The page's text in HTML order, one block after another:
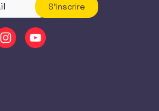
S'inscrire